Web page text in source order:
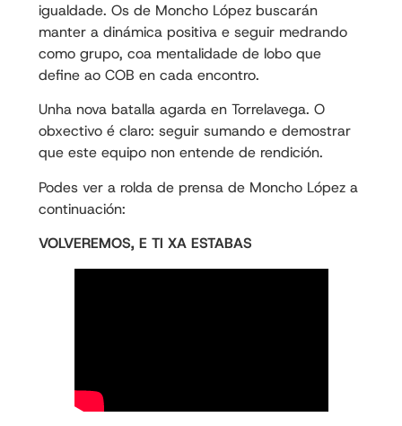
igualdade. Os de Moncho López buscarán
manter a dinámica positiva e seguir medrando
como grupo, coa mentalidade de lobo que
define ao COB en cada encontro.
Unha nova batalla agarda en Torrelavega. O
obxectivo é claro: seguir sumando e demostrar
que este equipo non entende de rendición.
Podes ver a rolda de prensa de Moncho López a
continuación:
VOLVEREMOS, E TI XA ESTABAS